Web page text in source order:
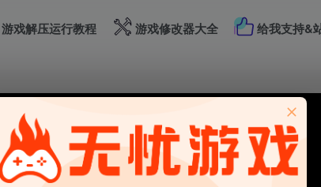
游戏解压运行教程 游戏修改器大全 给我支持&